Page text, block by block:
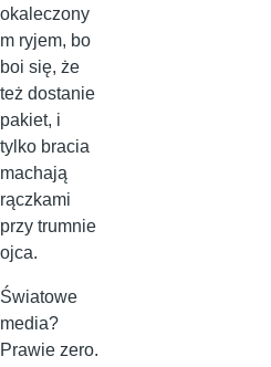
okaleczony
m ryjem, bo
boi się, że
też dostanie
pakiet, i
tylko bracia
machają
rączkami
przy trumnie
ojca.
Światowe
media?
Prawie zero.